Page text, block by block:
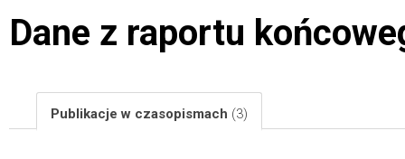
Dane z raportu
Publikacje w czasopismach (3)